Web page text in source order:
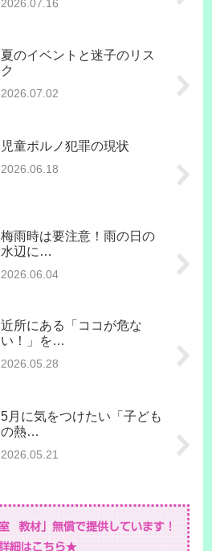
2026.07.16
夏のイベントと迷子のリス
ク
2026.07.02
児童ポルノ犯罪の現状
2026.06.18
梅雨時は要注意！雨の日の
水辺に…
2026.06.04
近所にある「ココが危な
い！」を…
2026.05.28
5月に気をつけたい「子ども
の熱…
2026.05.21